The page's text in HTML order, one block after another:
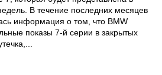
В течение последних месяцев
информация о том, что BMW
показы 7-й серии в закрытых